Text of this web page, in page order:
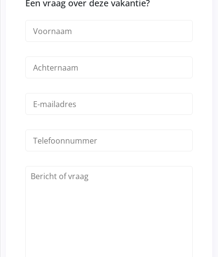
Een vraag over deze vakantie?